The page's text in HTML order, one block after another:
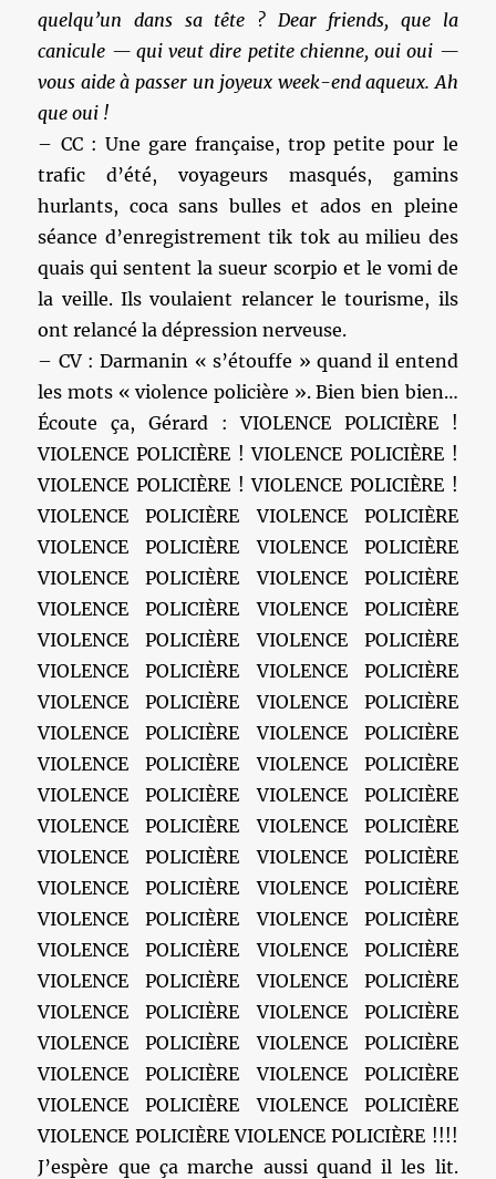
quelqu’un dans sa tête ? Dear friends, que la
canicule — qui veut dire petite chienne, oui oui —
vous aide à passer un joyeux week-end aqueux. Ah
que oui !
– CC : Une gare française, trop petite pour le
trafic d’été, voyageurs masqués, gamins
hurlants, coca sans bulles et ados en pleine
séance d’enregistrement tik tok au milieu des
quais qui sentent la sueur scorpio et le vomi de
la veille. Ils voulaient relancer le tourisme, ils
ont relancé la dépression nerveuse.
– CV : Darmanin « s’étouffe » quand il entend
les mots « violence policière ». Bien bien bien…
Écoute ça, Gérard : VIOLENCE POLICIÈRE !
VIOLENCE POLICIÈRE ! VIOLENCE POLICIÈRE !
VIOLENCE POLICIÈRE ! VIOLENCE POLICIÈRE !
VIOLENCE POLICIÈRE VIOLENCE POLICIÈRE
VIOLENCE POLICIÈRE VIOLENCE POLICIÈRE
VIOLENCE POLICIÈRE VIOLENCE POLICIÈRE
VIOLENCE POLICIÈRE VIOLENCE POLICIÈRE
VIOLENCE POLICIÈRE VIOLENCE POLICIÈRE
VIOLENCE POLICIÈRE VIOLENCE POLICIÈRE
VIOLENCE POLICIÈRE VIOLENCE POLICIÈRE
VIOLENCE POLICIÈRE VIOLENCE POLICIÈRE
VIOLENCE POLICIÈRE VIOLENCE POLICIÈRE
VIOLENCE POLICIÈRE VIOLENCE POLICIÈRE
VIOLENCE POLICIÈRE VIOLENCE POLICIÈRE
VIOLENCE POLICIÈRE VIOLENCE POLICIÈRE
VIOLENCE POLICIÈRE VIOLENCE POLICIÈRE
VIOLENCE POLICIÈRE VIOLENCE POLICIÈRE
VIOLENCE POLICIÈRE VIOLENCE POLICIÈRE
VIOLENCE POLICIÈRE VIOLENCE POLICIÈRE
VIOLENCE POLICIÈRE VIOLENCE POLICIÈRE
VIOLENCE POLICIÈRE VIOLENCE POLICIÈRE
VIOLENCE POLICIÈRE VIOLENCE POLICIÈRE
VIOLENCE POLICIÈRE VIOLENCE POLICIÈRE
VIOLENCE POLICIÈRE VIOLENCE POLICIÈRE !!!!
J’espère que ça marche aussi quand il les lit.